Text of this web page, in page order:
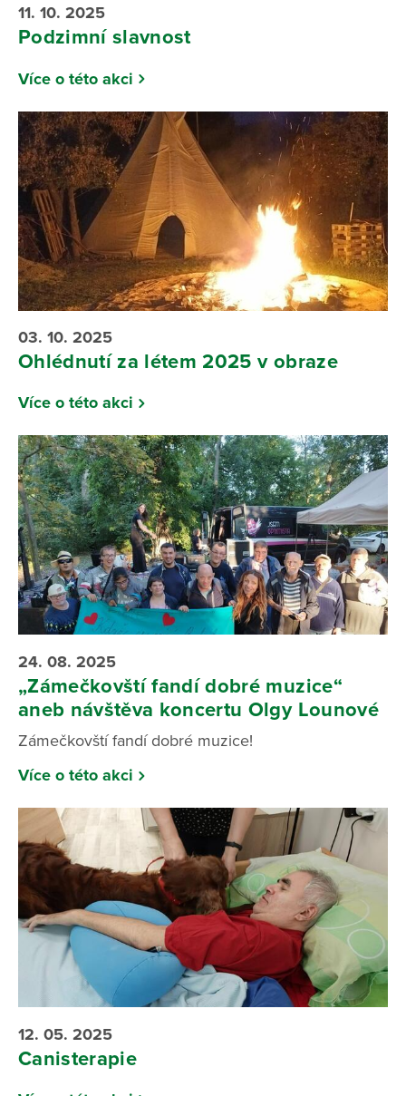
11. 10. 2025
Podzimní slavnost
Více o této akci
03. 10. 2025
Ohlédnutí za létem 2025 v obraze
Více o této akci
24. 08. 2025
„Zámečkovští fandí dobré muzice“
aneb návštěva koncertu Olgy Lounové
Zámečkovští fandí dobré muzice!
Více o této akci
12. 05. 2025
Canisterapie